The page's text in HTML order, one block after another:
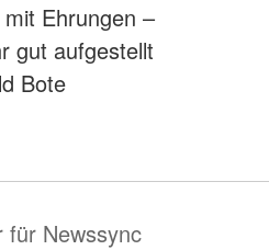
Ehrungen –
gut aufgestellt
Bote
für Newssync